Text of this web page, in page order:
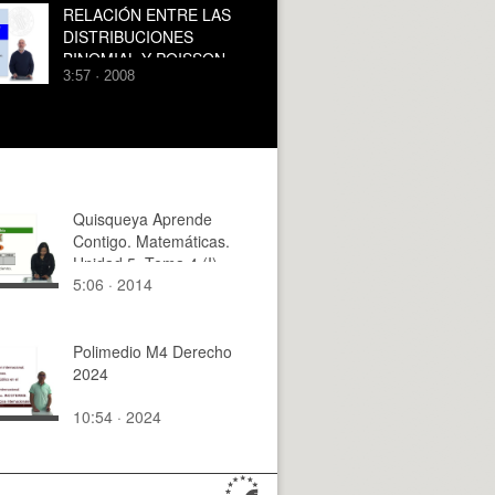
AHORRO DEL
IMPUESTO SOBRE LA
RENTA DE LAS
PERSONAS FÍSICAS
RELACIÓN ENTRE LAS
DISTRIBUCIONES
BINOMIAL Y POISSON
3:57 · 2008
Quisqueya Aprende
Contigo. Matemáticas.
Unidad 5. Tema 4 (I)
5:06 · 2014
Polimedio M4 Derecho
2024
10:54 · 2024